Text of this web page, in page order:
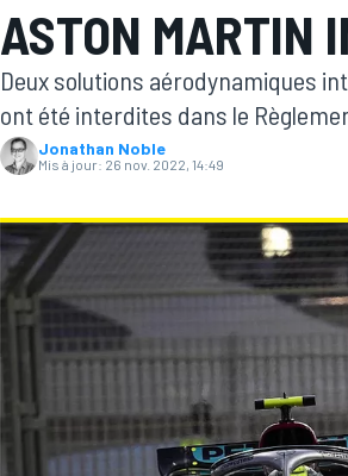
ASTON MARTIN
Deux solutions aérodynamiques
ont été interdites dans le
Jonathan Noble
Mis à jour: 26 nov. 2022, 14:49